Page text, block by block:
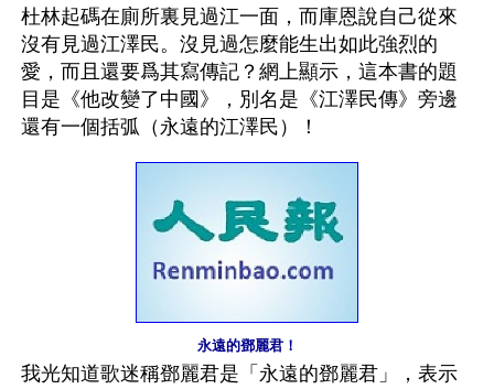
杜林起碼在廁所裏見過江一面，而庫恩說自己從來
沒有見過江澤民。沒見過怎麼能生出如此強烈的
愛，而且還要爲其寫傳記？網上顯示，這本書的題
目是《他改變了中國》，別名是《江澤民傳》旁邊
還有一個括弧（永遠的江澤民）！
永遠的鄧麗君！
我光知道歌迷稱鄧麗君是「永遠的鄧麗君」，表示